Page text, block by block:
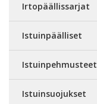
Irtopäällissarjat
Istuinpäälliset
Istuinpehmusteet
Istuinsuojukset